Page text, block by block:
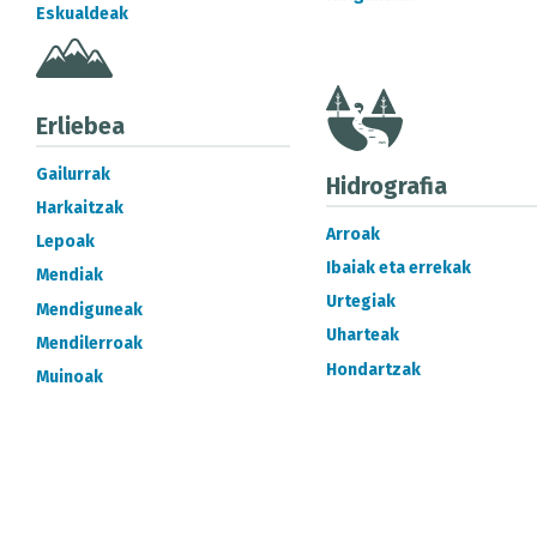
Eskualdeak
Erliebea
Gailurrak
Harkaitzak
Lepoak
Mendiak
Mendiguneak
Mendilerroak
Muinoak
Hidrografia
Arroak
Ibaiak eta errekak
Urtegiak
Uharteak
Hondartzak